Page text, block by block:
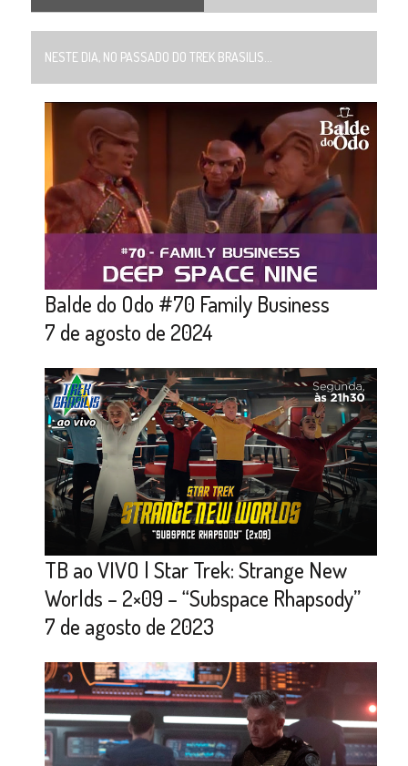
NESTE DIA, NO PASSADO DO TREK BRASILIS...
Balde do Odo #70 Family Business
7 de agosto de 2024
TB ao VIVO | Star Trek: Strange New
Worlds – 2×09 – “Subspace Rhapsody”
7 de agosto de 2023